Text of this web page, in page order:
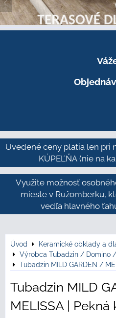
Uvedené ceny platia len pri
KÚPEĽŇA (nie na
Využite možnosť
mieste v Ružomberku,
vedľa hlavného
Úvod Keramické obklady a
Výrobca Tubadzin / Domino
Tubadzin MILD GARDEN /
Tubadzin MILD
MELISSA | Pekná